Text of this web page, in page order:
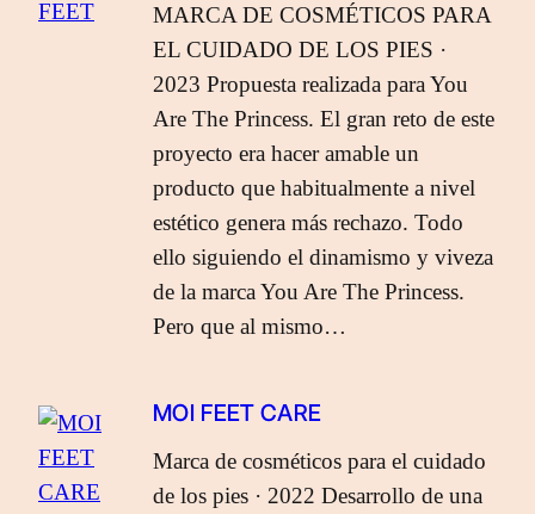
MARCA DE COSMÉTICOS PARA
EL CUIDADO DE LOS PIES ·
2023 Propuesta realizada para You
Are The Princess. El gran reto de este
proyecto era hacer amable un
producto que habitualmente a nivel
estético genera más rechazo. Todo
ello siguiendo el dinamismo y viveza
de la marca You Are The Princess.
Pero que al mismo…
MOI FEET CARE
Marca de cosméticos para el cuidado
de los pies · 2022 Desarrollo de una